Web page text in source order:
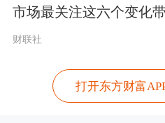
2025-05-16 1
2025-04-09
2025-03-21 4
2025-03-12 5
市场最关注这六个变化
财联社
打开东方财富